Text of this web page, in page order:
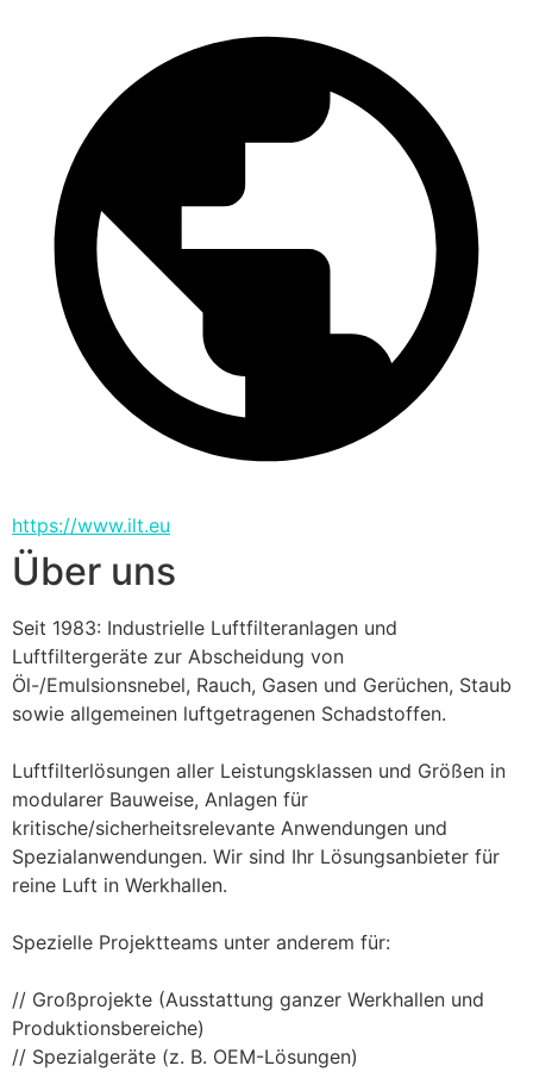
https://www.ilt.eu
Über uns
Seit 1983: Industrielle Luftfilteranlagen und
Luftfiltergeräte zur Abscheidung von
Öl-/Emulsionsnebel, Rauch, Gasen und Gerüchen, Staub
sowie allgemeinen luftgetragenen Schadstoffen.
Luftfilterlösungen aller Leistungsklassen und Größen in
modularer Bauweise, Anlagen für
kritische/sicherheitsrelevante Anwendungen und
Spezialanwendungen. Wir sind Ihr Lösungsanbieter für
reine Luft in Werkhallen.
Spezielle Projektteams unter anderem für:
// Großprojekte (Ausstattung ganzer Werkhallen und
Produktionsbereiche)
// Spezialgeräte (z. B. OEM-Lösungen)